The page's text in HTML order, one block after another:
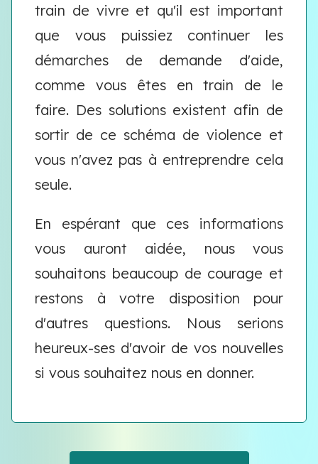
train de vivre et qu'il est important
que vous puissiez continuer les
démarches de demande d'aide,
comme vous êtes en train de le
faire. Des solutions existent afin de
sortir de ce schéma de violence et
vous n'avez pas à entreprendre cela
seule.
En espérant que ces informations
vous auront aidée, nous vous
souhaitons beaucoup de courage et
restons à votre disposition pour
d'autres questions. Nous serions
heureux-ses d'avoir de vos nouvelles
si vous souhaitez nous en donner.